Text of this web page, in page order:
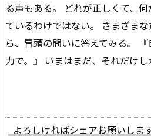
る声もある。 どれが正しくて、
ているわけではない。 さまざま
ら、冒頭の問いに答えてみる。
力で。』 いまはまだ、それだけし
よろしければシェアお願いしま